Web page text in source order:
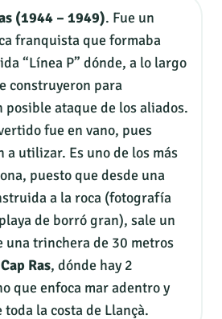
(1944 – 1949). Fue un
franquista que formaba
“Línea P” dónde, a lo largo
construyeron para
posible ataque de los aliados.
fue en vano, pues
a utilizar. Es uno de los más
puesto que desde una
a la roca (fotografía
de borró gran), sale un
una trinchera de 30 metros
Ras, dónde hay 2
que enfoca mar adentro y
la costa de Llançà.